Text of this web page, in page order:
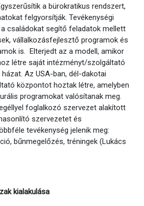
a bürokratikus rendszert,
felgyorsítják. Tevékenységi
a családokat segítő feladatok mellett
vállalkozásfejlesztő programok és
is. Elterjedt az a modell, amikor
létre saját intézményt/szolgáltató
Az USA-ban, dél-dakotai
központot hoztak létre, amelyben
programokat valósítanak meg.
foglalkozó szervezet alakított
szervezetet és
tevékenység jelenik meg:
bűnmegelőzés, tréningek (Lukács
kialakulása